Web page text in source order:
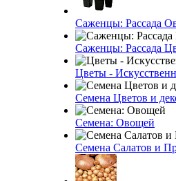
Саженцы: Рассада
Саженцы: Рассада
Цветы -
Семена Цветов и
Семена: Овощей
Семена Салатов и